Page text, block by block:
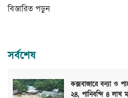
বিস্তারিত পড়ুন
সর্বশেষ
কক্সবাজারে বন্যা ও
২৪, পানিবন্দি ৪ লাখ